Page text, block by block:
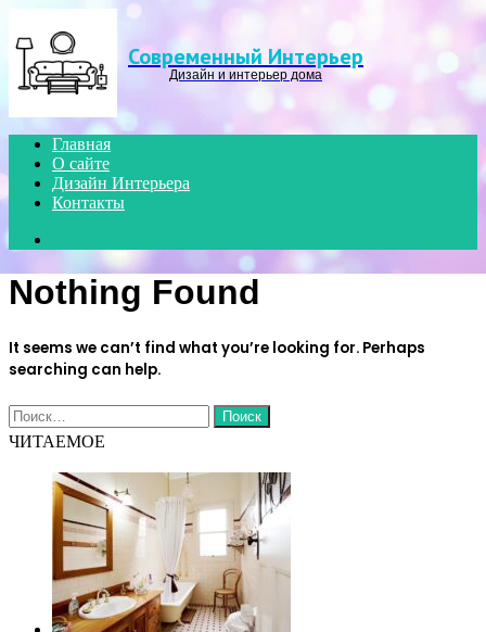
Современный Интерьер
Дизайн и интерьер дома
Главная
О сайте
Дизайн Интерьера
Контакты
Nothing Found
It seems we can’t find what you’re looking for. Perhaps
searching can help.
Найти:
ЧИТАЕМОЕ